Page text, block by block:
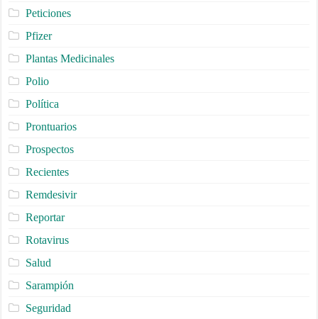
Peticiones
Pfizer
Plantas Medicinales
Polio
Política
Prontuarios
Prospectos
Recientes
Remdesivir
Reportar
Rotavirus
Salud
Sarampión
Seguridad